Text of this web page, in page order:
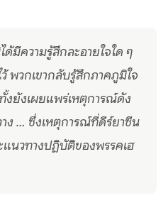
มีความรู้สึกละอายใจใด ๆ
พวกเขากลับรู้สึกภาคภูมิใจ
งยังเผยแพร่เหตุการณ์ดัง
าง … ซึ่งเหตุการณ์ที่ดีร์ยาซีน
นวทางปฏิบัติของพรรคเฮ